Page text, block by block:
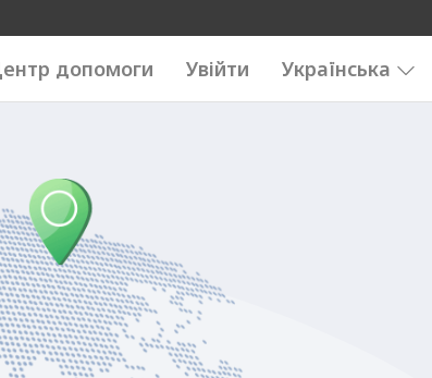
допомоги Увійти Українська